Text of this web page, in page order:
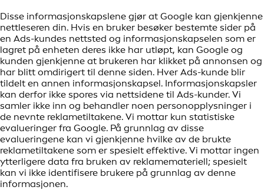
Disse informasjonskapslene gjør at Google kan gjenkjenne
nettleseren din. Hvis en bruker besøker bestemte sider på
en Ads-kundes nettsted og informasjonskapselen som er
lagret på enheten deres ikke har utløpt, kan Google og
kunden gjenkjenne at brukeren har klikket på annonsen og
har blitt omdirigert til denne siden. Hver Ads-kunde blir
tildelt en annen informasjonskapsel. Informasjonskapsler
kan derfor ikke spores via nettsidene til Ads-kunder. Vi
samler ikke inn og behandler noen personopplysninger i
de nevnte reklametiltakene. Vi mottar kun statistiske
evalueringer fra Google. På grunnlag av disse
evalueringene kan vi gjenkjenne hvilke av de brukte
reklametiltakene som er spesielt effektive. Vi mottar ingen
ytterligere data fra bruken av reklamemateriell; spesielt
kan vi ikke identifisere brukere på grunnlag av denne
informasjonen.